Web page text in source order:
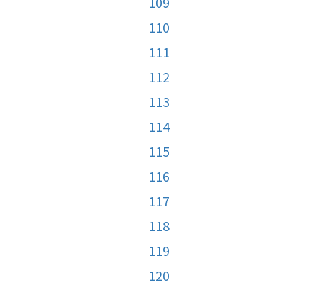
110
111
112
113
114
115
116
117
118
119
120